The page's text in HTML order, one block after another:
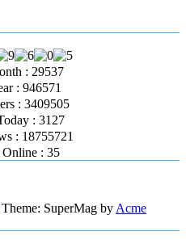
: 29537
: 946571
: 3409505
: 3127
: 18755721
: 35
Theme: SuperMag by Acme